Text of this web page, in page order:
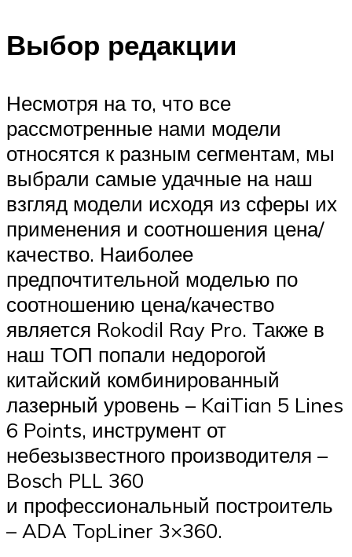
Выбор редакции
Несмотря на то, что все
рассмотренные нами модели
относятся к разным сегментам, мы
выбрали самые удачные на наш
взгляд модели исходя из сферы их
применения и соотношения цена/
качество. Наиболее
предпочтительной моделью по
соотношению цена/качество
является Rokodil Ray Pro. Также в
наш ТОП попали недорогой
китайский комбинированный
лазерный уровень – KaiTian 5 Lines
6 Points, инструмент от
небезызвестного производителя –
Bosch PLL 360
и профессиональный построитель
– ADA TopLiner 3×360.